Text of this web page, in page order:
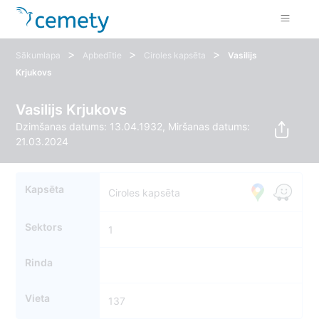
Sākumlapa > Apbedītie > Ciroles kapsēta >
Vasilijs
Krjukovs
Vasilijs Krjukovs
Dzimšanas datums: 13.04.1932, Miršanas datums:
21.03.2024
Kapsēta Ciroles kapsēta
Sektors 1
Rinda
Vieta 137